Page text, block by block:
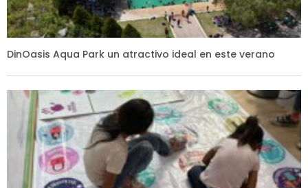
DinOasis Aqua Park un atractivo ideal en este verano